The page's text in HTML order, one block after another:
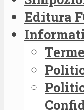
Editura